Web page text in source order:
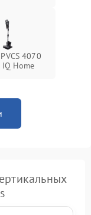
4070
Home